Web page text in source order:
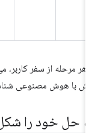
هر مرحله از سفر کاربر،
با هوش مصنوعی
حل خود را شکل